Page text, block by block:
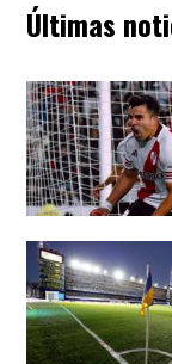
Últimas